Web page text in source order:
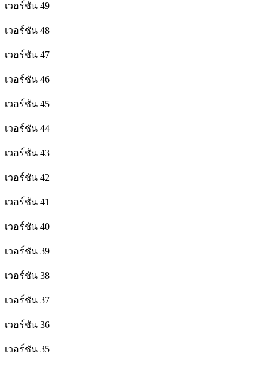
เวอร์ชัน 49
เวอร์ชัน 48
เวอร์ชัน 47
เวอร์ชัน 46
เวอร์ชัน 45
เวอร์ชัน 44
เวอร์ชัน 43
เวอร์ชัน 42
เวอร์ชัน 41
เวอร์ชัน 40
เวอร์ชัน 39
เวอร์ชัน 38
เวอร์ชัน 37
เวอร์ชัน 36
เวอร์ชัน 35